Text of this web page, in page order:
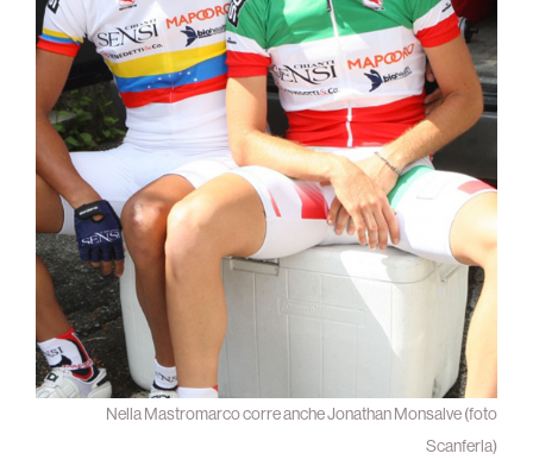
Nella Mastromarco corre anche Jonathan Monsalve (foto
Scanferla)